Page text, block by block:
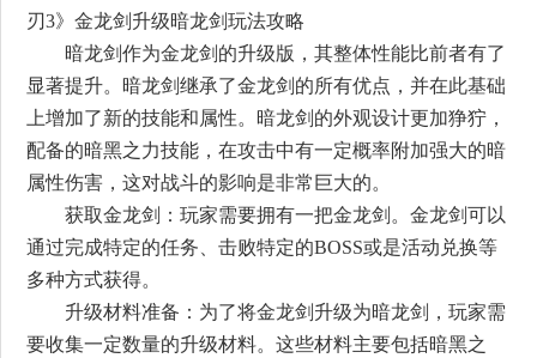
刃3》金龙剑升级暗龙剑玩法攻略
暗龙剑作为金龙剑的升级版，其整体性能比前者有了
显著提升。暗龙剑继承了金龙剑的所有优点，并在此基础
上增加了新的技能和属性。暗龙剑的外观设计更加狰狞，
配备的暗黑之力技能，在攻击中有一定概率附加强大的暗
属性伤害，这对战斗的影响是非常巨大的。
获取金龙剑：玩家需要拥有一把金龙剑。金龙剑可以
通过完成特定的任务、击败特定的BOSS或是活动兑换等
多种方式获得。
升级材料准备：为了将金龙剑升级为暗龙剑，玩家需
要收集一定数量的升级材料。这些材料主要包括暗黑之